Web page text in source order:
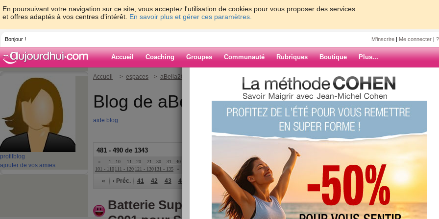
En poursuivant votre navigation sur ce site, vous acceptez l'utilisation de cookies pour vous proposer des services
et offres adaptés à vos centres d'intérêt. En savoir plus et gérer ces paramètres.
Bonjour ! M'inscrire | Me connecter |
Accueil Coaching Groupes Communauté Rubriques Boutique Plus...
profil blog
ajouter de vos amies
Accueil > espaces > aBella2022
Blog de aBella2022
aide blog
481 - 490 de 1343
« 1 - 10 11 - 20 21 - 30 31 - 40 51 - 60 71 - 80
91 - 100
101 - 110111 - 120 121 - 130 131 - 135 »
« ‹ Préc. 41 42 43 44 47 48 49 Suiv. ›
Batterie Supoin 30-DC3800MA-
ARCHIVES